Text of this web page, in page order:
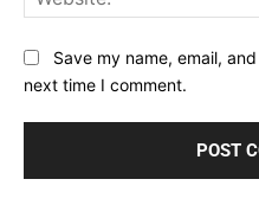
Save my name, email,
next time I comment.